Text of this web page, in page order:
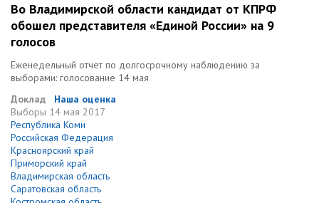
Во Владимирской области кандидат от КПРФ
обошел представителя «Единой России» на 9
голосов
Еженедельный отчет по долгосрочному наблюдению за
выборами: голосование 14 мая
Доклад
Наша оценка
Выборы 14 мая 2017
Республика Коми
Российская Федерация
Красноярский край
Приморский край
Владимирская область
Саратовская область